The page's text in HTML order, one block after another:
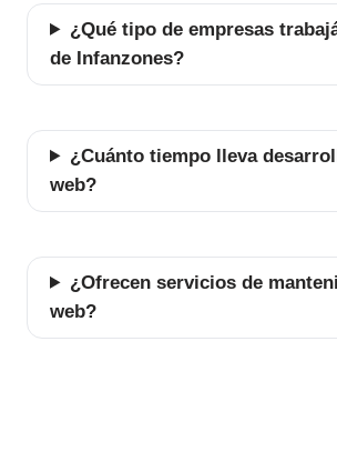
¿Qué tipo de empresas
de Infanzones?
¿Cuánto tiempo lleva
web?
¿Ofrecen servicios de
web?